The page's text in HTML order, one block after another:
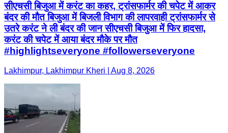
सीएचसी बिजुआ में करंट का कहर, ट्रांसफार्मर की चपेट में आकर
बंदर की मौत बिजुआ में बिजली विभाग की लापरवाही ट्रांसफार्मर से
उतरे करंट ने ली बंदर की जान सीएचसी बिजुआ में फिर हादसा,
करंट की चपेट में आया बंदर मौके पर मौत
#highlightseveryone #followerseveryone
Lakhimpur, Lakhimpur Kheri | Aug 8, 2026